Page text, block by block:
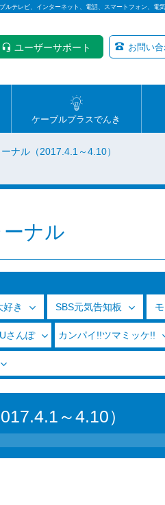
ルテレビ、インターネット、電話、スマートフォン、電
ユーザーサポート お問い
ケーブルプラスでんき
ナル（2017.4.1～4.10）
ナル
き SBS元気告知板
さんぽ カンパイ!!ツマミッケ!!
～4.10）